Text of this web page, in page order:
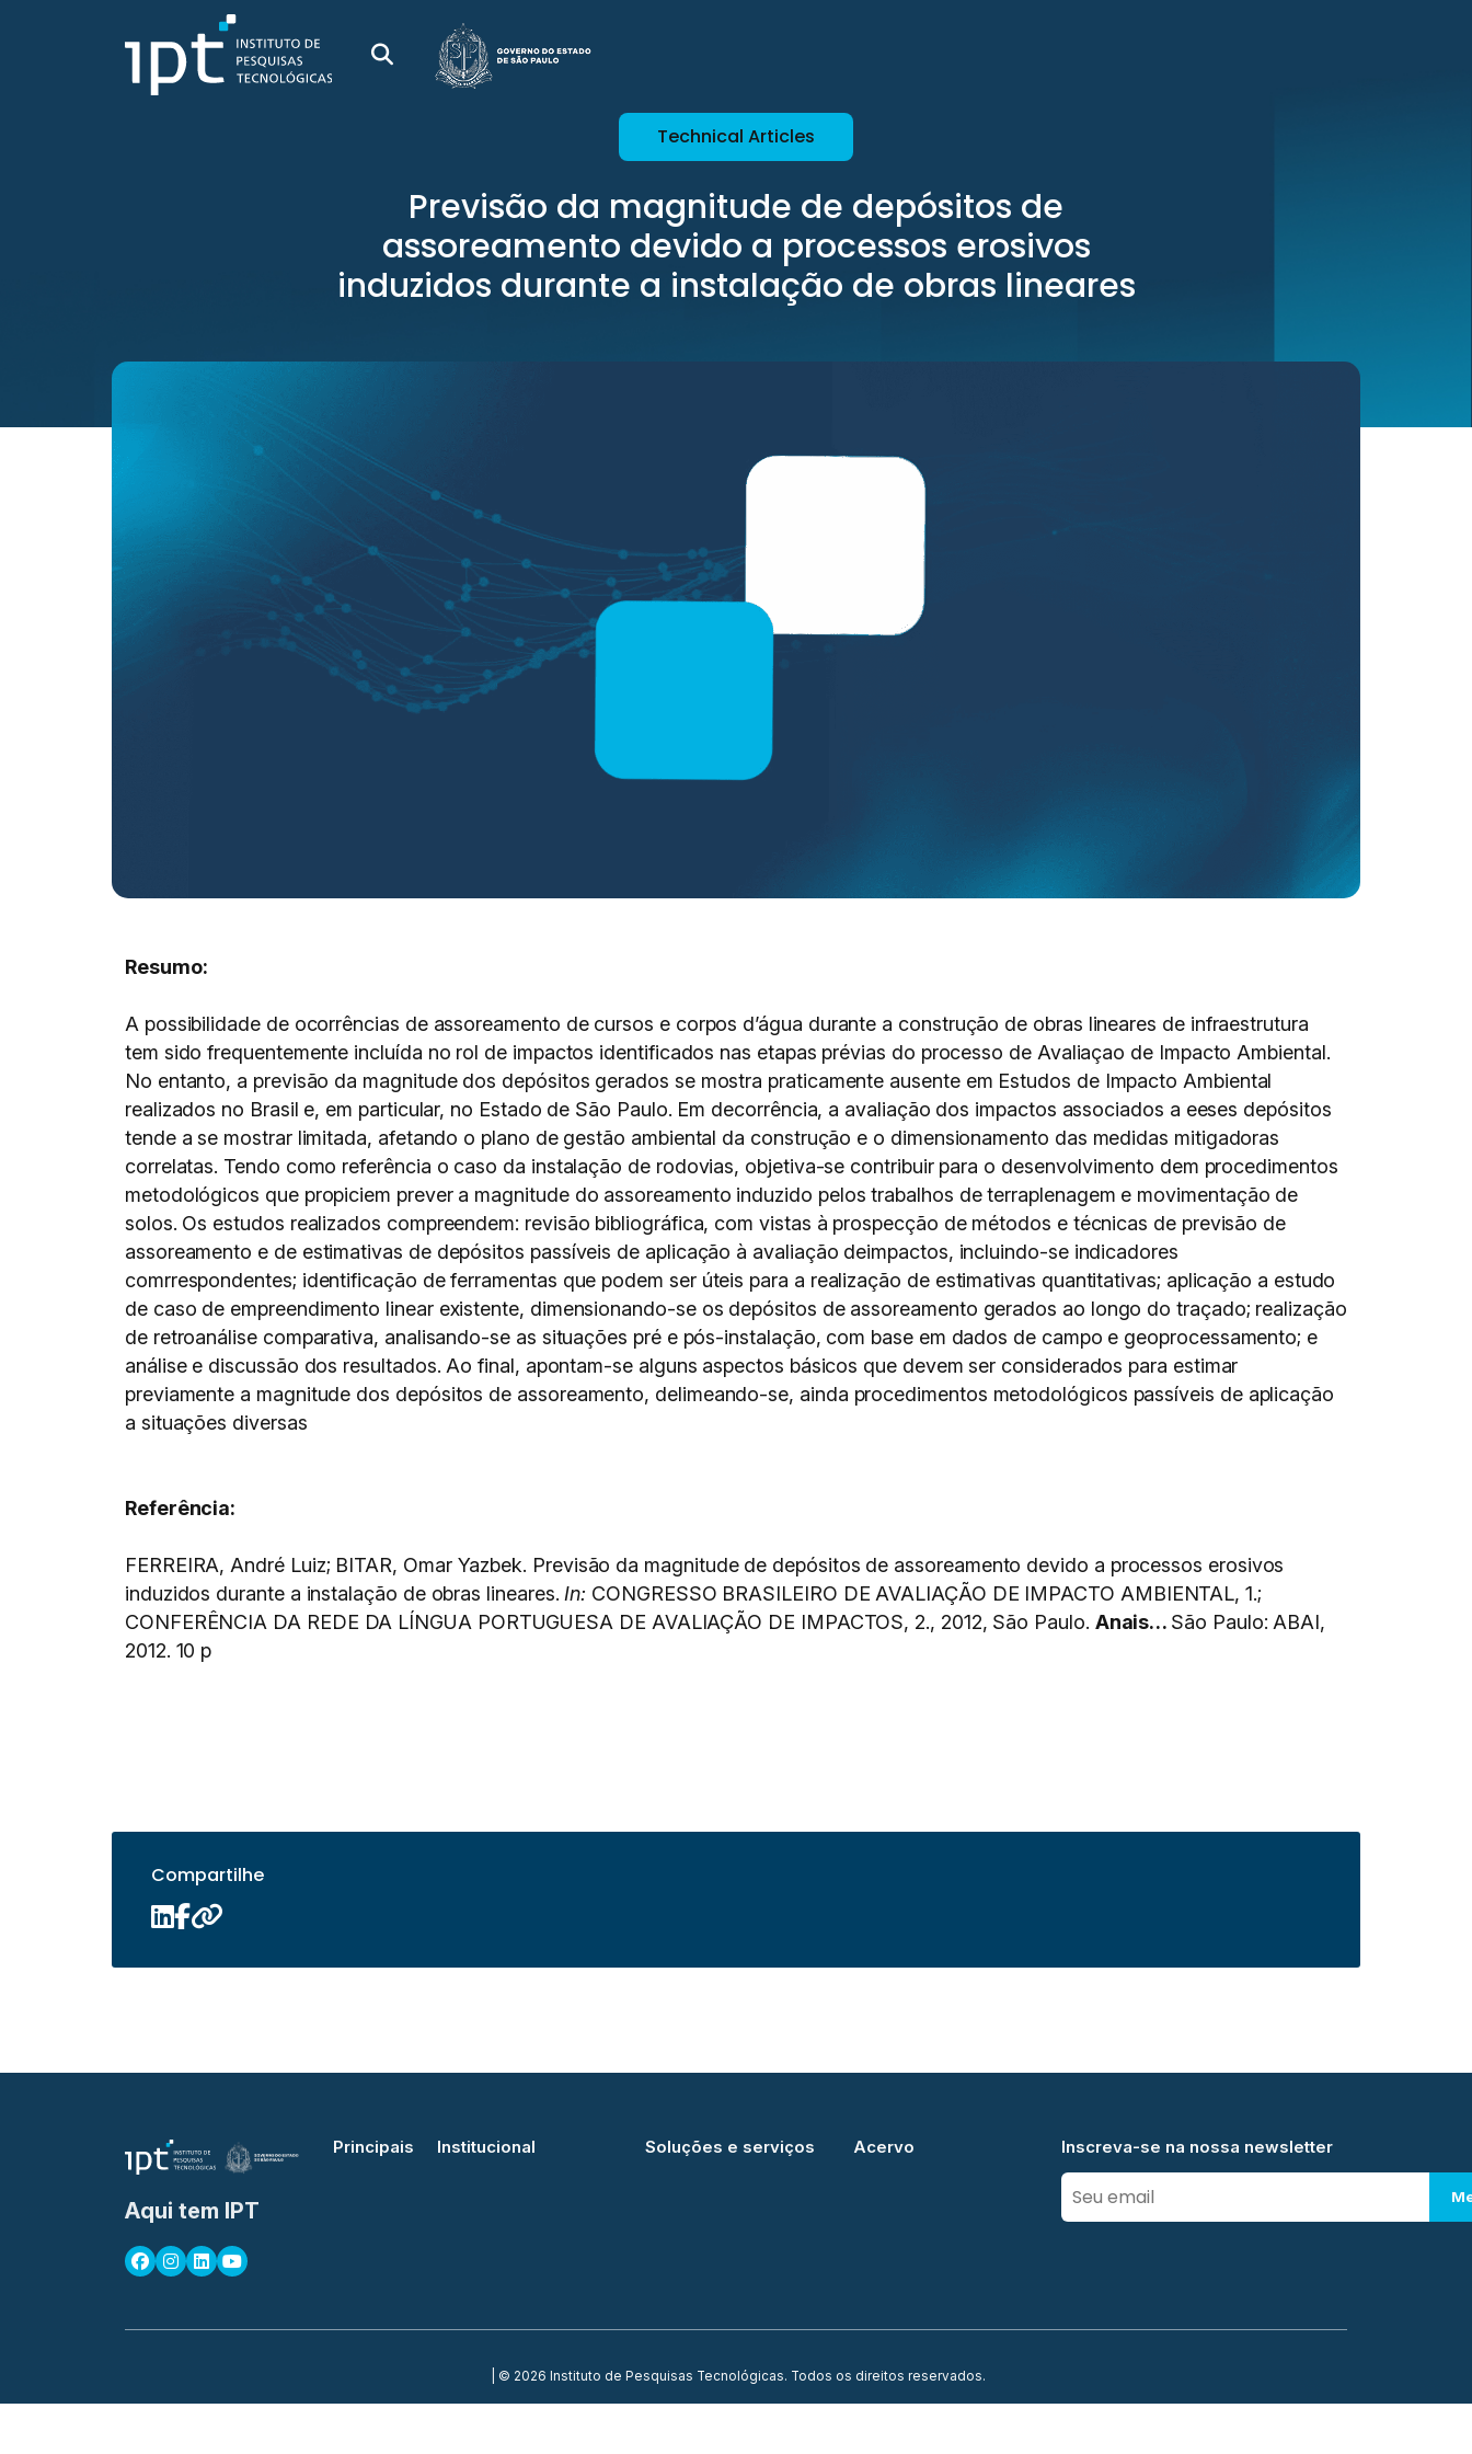
Technical Articles
Previsão da magnitude de depósitos de
assoreamento devido a processos erosivos
induzidos durante a instalação de obras lineares
Resumo:
A possibilidade de ocorrências de assoreamento de cursos e corpos d’água durante a construção de obras lineares de infraestrutura
tem sido frequentemente incluída no rol de impactos identificados nas etapas prévias do processo de Avaliaçao de Impacto Ambiental.
No entanto, a previsão da magnitude dos depósitos gerados se mostra praticamente ausente em Estudos de Impacto Ambiental
realizados no Brasil e, em particular, no Estado de São Paulo. Em decorrência, a avaliação dos impactos associados a eeses depósitos
tende a se mostrar limitada, afetando o plano de gestão ambiental da construção e o dimensionamento das medidas mitigadoras
correlatas. Tendo como referência o caso da instalação de rodovias, objetiva-se contribuir para o desenvolvimento dem procedimentos
metodológicos que propiciem prever a magnitude do assoreamento induzido pelos trabalhos de terraplenagem e movimentação de
solos. Os estudos realizados compreendem: revisão bibliográfica, com vistas à prospecção de métodos e técnicas de previsão de
assoreamento e de estimativas de depósitos passíveis de aplicação à avaliação deimpactos, incluindo-se indicadores
comrrespondentes; identificação de ferramentas que podem ser úteis para a realização de estimativas quantitativas; aplicação a estudo
de caso de empreendimento linear existente, dimensionando-se os depósitos de assoreamento gerados ao longo do traçado; realização
de retroanálise comparativa, analisando-se as situações pré e pós-instalação, com base em dados de campo e geoprocessamento; e
análise e discussão dos resultados. Ao final, apontam-se alguns aspectos básicos que devem ser considerados para estimar
previamente a magnitude dos depósitos de assoreamento, delimeando-se, ainda procedimentos metodológicos passíveis de aplicação
a situações diversas
Referência:
FERREIRA, André Luiz; BITAR, Omar Yazbek. Previsão da magnitude de depósitos de assoreamento devido a processos erosivos
induzidos durante a instalação de obras lineares. In: CONGRESSO BRASILEIRO DE AVALIAÇÃO DE IMPACTO AMBIENTAL, 1.;
CONFERÊNCIA DA REDE DA LÍNGUA PORTUGUESA DE AVALIAÇÃO DE IMPACTOS, 2., 2012, São Paulo. Anais… São Paulo: ABAI,
2012. 10 p
Compartilhe
Aqui tem IPT
Principais Institucional Soluções e serviços Acervo Inscreva-se na nossa newsletter
| © 2026 Instituto de Pesquisas Tecnológicas. Todos os direitos reservados.